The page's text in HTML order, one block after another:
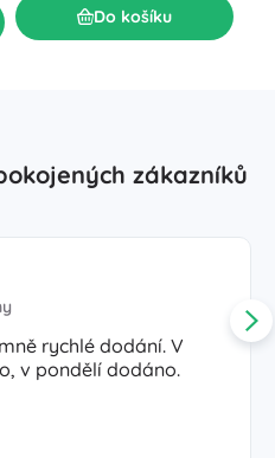
Do košíku
zákazníků
rychlé dodání. V
v pondělí dodáno.